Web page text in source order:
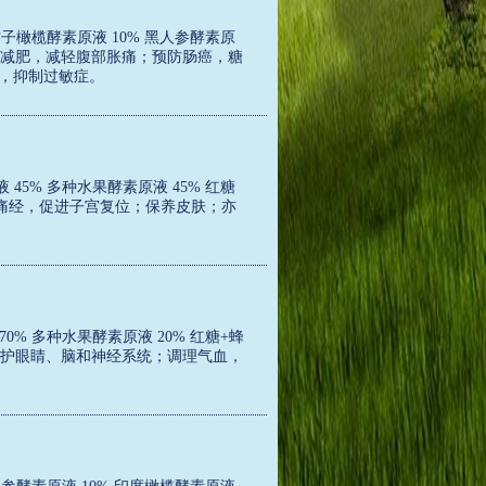
橄榄酵素原液 10% 黑人参酵素原
肥，减轻腹部胀痛；预防肠癌，糖
抑制过敏症。
45% 多种水果酵素原液 45% 红糖
经，促进子宫复位；保养皮肤；亦
多种水果酵素原液 20% 红糖+蜂
眼睛、脑和神经系统；调理气血，